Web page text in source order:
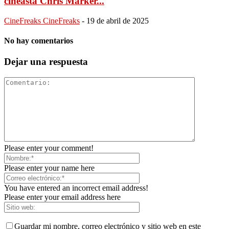
CineFreaks CineFreaks - 19 de abril de 2025
No hay comentarios
Dejar una respuesta
Please enter your comment!
Please enter your name here
You have entered an incorrect email address!
Please enter your email address here
Guardar mi nombre, correo electrónico y sitio web en este